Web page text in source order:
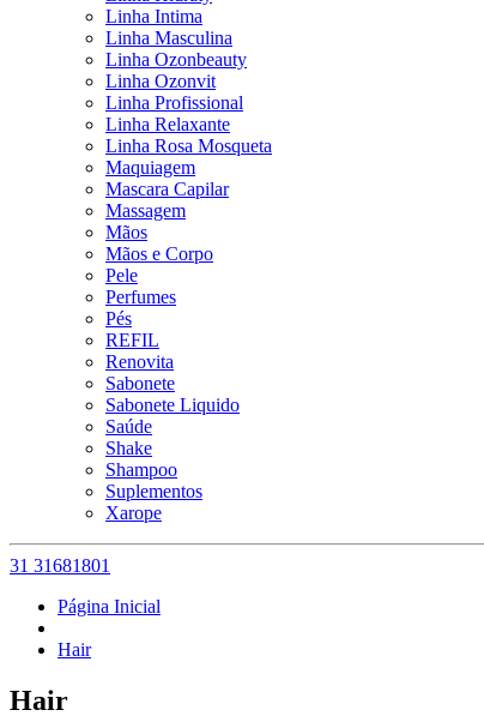
Linha Intima
Linha Masculina
Linha Ozonbeauty
Linha Ozonvit
Linha Profissional
Linha Relaxante
Linha Rosa Mosqueta
Maquiagem
Mascara Capilar
Massagem
Mãos
Mãos e Corpo
Pele
Perfumes
Pés
REFIL
Renovita
Sabonete
Sabonete Liquido
Saúde
Shake
Shampoo
Suplementos
Xarope
31 31681801
Página Inicial
Hair
Hair